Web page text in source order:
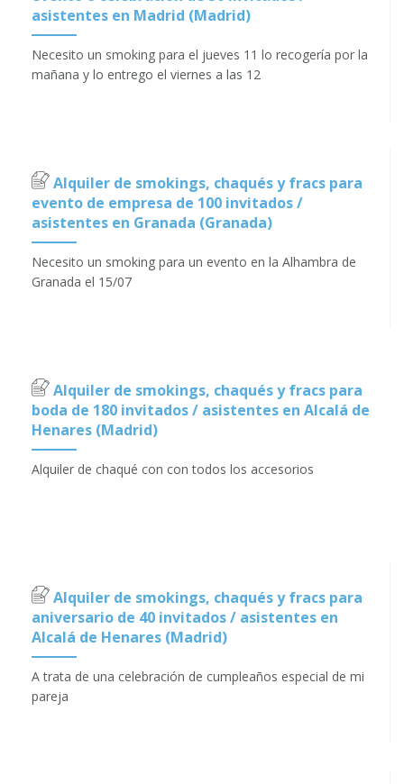
asistentes en Madrid (Madrid)
Necesito un smoking para el jueves 11 lo recogería por la
mañana y lo entrego el viernes a las 12
Alquiler de smokings, chaqués y fracs para
evento de empresa de 100 invitados /
asistentes en Granada (Granada)
Necesito un smoking para un evento en la Alhambra de
Granada el 15/07
Alquiler de smokings, chaqués y fracs para
boda de 180 invitados / asistentes en Alcalá de
Henares (Madrid)
Alquiler de chaqué con con todos los accesorios
Alquiler de smokings, chaqués y fracs para
aniversario de 40 invitados / asistentes en
Alcalá de Henares (Madrid)
A trata de una celebración de cumpleaños especial de mi
pareja